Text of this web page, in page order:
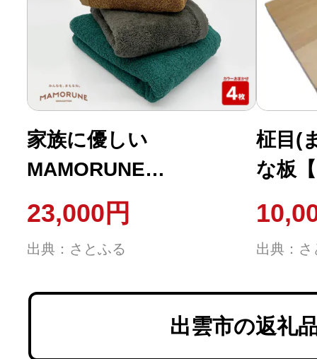
家族に優しい
MAMORUNE
STANDARD バス・フェ
イスタオル 4枚セット
【2_3-010】
23,000円
出典：さとふる
柾目(
な板
出典：さ
出雲市の返礼